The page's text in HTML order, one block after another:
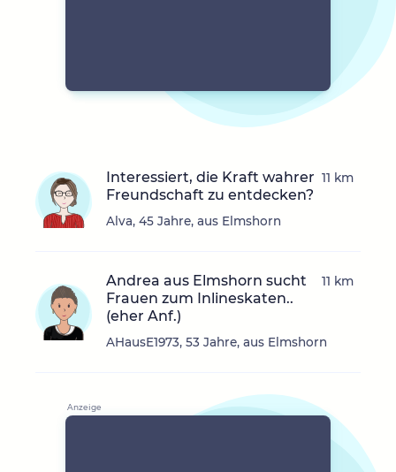
Interessiert, die Kraft wahrer
Freundschaft zu entdecken?
Alva, 45 Jahre, aus Elmshorn
11 km
Andrea aus Elmshorn sucht
Frauen zum Inlineskaten..
(eher Anf.)
AHausE1973, 53 Jahre, aus Elmshorn
11 km